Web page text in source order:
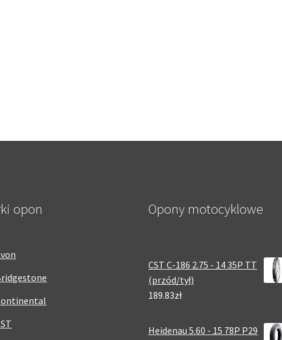
opon Opony motocyklowe
CST C-186 2.75 - 14 35P TT
(przód/tył)
189.83zł
Heidenau 5.60 - 15 78P P29